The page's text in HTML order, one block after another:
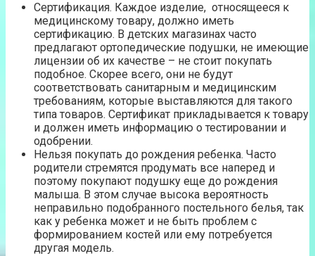
Сертификация. Каждое изделие, относящееся к
медицинскому товару, должно иметь
сертификацию. В детских магазинах часто
предлагают ортопедические подушки, не имеющие
лицензии об их качестве – не стоит покупать
подобное. Скорее всего, они не будут
соответствовать санитарным и медицинским
требованиям, которые выставляются для такого
типа товаров. Сертификат прикладывается к товару
и должен иметь информацию о тестировании и
одобрении.
Нельзя покупать до рождения ребенка. Часто
родители стремятся продумать все наперед и
поэтому покупают подушку еще до рождения
малыша. В этом случае высока вероятность
неправильно подобранного постельного белья, так
как у ребенка может и не быть проблем с
формированием костей или ему потребуется
другая модель.